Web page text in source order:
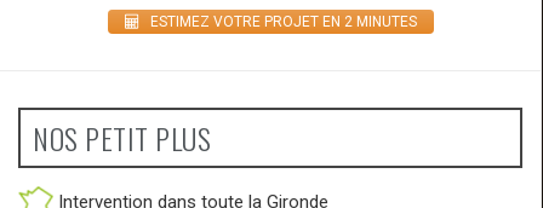
ESTIMEZ VOTRE PROJET EN 2 MINUTES
NOS PETIT PLUS
Intervention dans toute la Gironde